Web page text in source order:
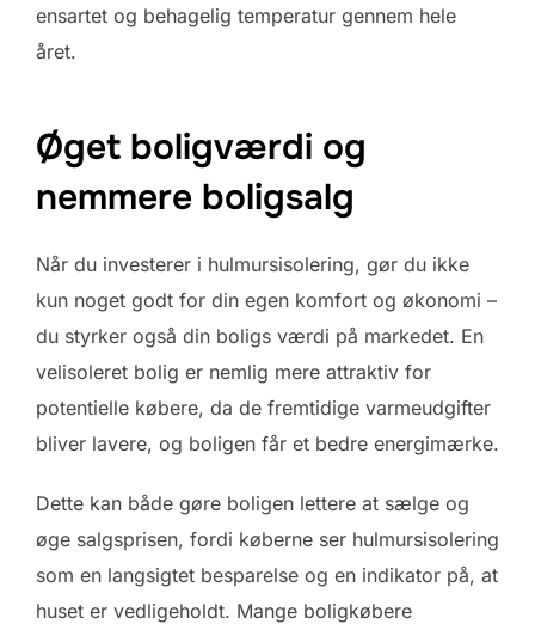
ensartet og behagelig temperatur gennem hele
året.
Øget boligværdi og
nemmere boligsalg
Når du investerer i hulmursisolering, gør du ikke
kun noget godt for din egen komfort og økonomi –
du styrker også din boligs værdi på markedet. En
velisoleret bolig er nemlig mere attraktiv for
potentielle købere, da de fremtidige varmeudgifter
bliver lavere, og boligen får et bedre energimærke.
Dette kan både gøre boligen lettere at sælge og
øge salgsprisen, fordi køberne ser hulmursisolering
som en langsigtet besparelse og en indikator på, at
huset er vedligeholdt. Mange boligkøbere